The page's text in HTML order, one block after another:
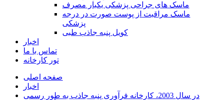
ماسک های جراحی پزشکی یکبار مصرف
ماسک مراقبت از پوست صورت در درجه
پزشکی
کویل پنبه جاذب طبی
اخبار
تماس با ما
تور کارخانه
صفحه اصلی
اخبار
در سال 2003، کارخانه فرآوری پنبه جاذب به طور رسمی